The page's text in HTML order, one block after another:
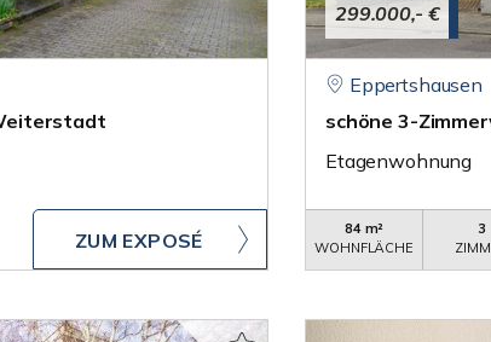
ZUM EXPOSÉ
299.000,- €
Eppertshausen
schöne 3-
Etagenwohnung
84 m²
WOHNFLÄCHE
3